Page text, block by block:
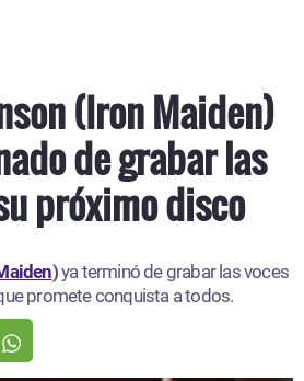
(Iron Maiden)
de grabar las
próximo disco
)ya terminó de grabar las voces
promete conquista a todos.